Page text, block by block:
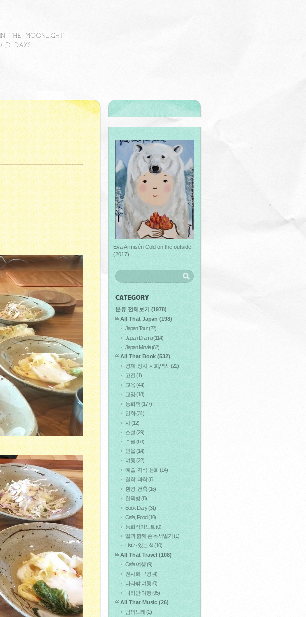
Eva Armisén Cold on the outside
(2017)
분류 전체보기 (1978)
All That Japan (198)
Japan Tour(22)
Japan Drama(114)
Japan Movie(62)
All That Book (532)
경제, 정치, 사회,역사(22)
고전 (1)
교육(44)
교양(18)
동화책(177)
만화(31)
시 (12)
소설 (29)
수필(66)
인물(14)
여행(22)
예술, 지식, 문화(14)
철학, 과학(6)
환경, 건축(16)
헌책방(8)
Book Diary(31)
Cafe, Food(10)
동화작가노트 (0)
딸과 함께 쓴 독서일기(1)
List가 있는 책(10)
All That Travel (108)
Cafe 여행(9)
전시회 구경(4)
나라밖 여행(0)
나라안 여행(95)
All That Music (26)
남의노래(2)